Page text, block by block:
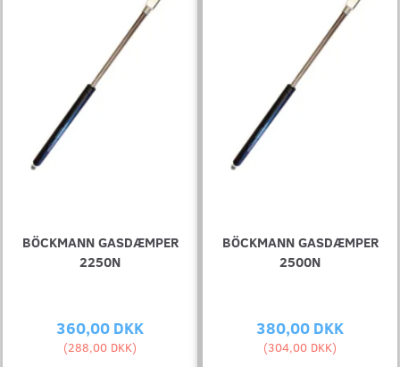
BÖCKMANN GASDÆMPER
2250N
360,00 DKK
(288,00 DKK)
BÖCKMANN GASDÆMPER
2500N
380,00 DKK
(304,00 DKK)